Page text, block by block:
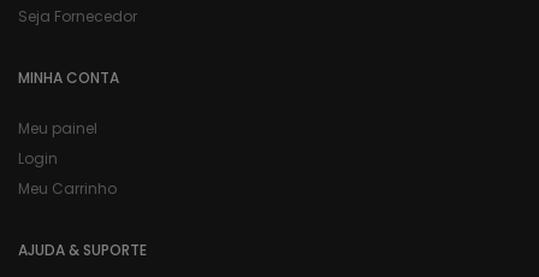
Seja Fornecedor
MINHA CONTA
Meu painel
Login
Meu Carrinho
AJUDA & SUPORTE